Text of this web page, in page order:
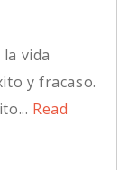
vida
y fracaso.
Read